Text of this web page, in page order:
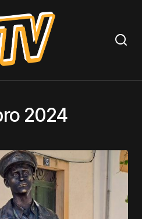
2024